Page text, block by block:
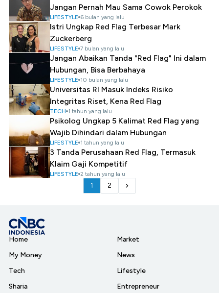
Jangan Pernah Mau Sama Cowok Perokok
LIFESTYLE 6 bulan yang lalu
Istri Ungkap Red Flag Terbesar Mark
Zuckerberg
LIFESTYLE 7 bulan yang lalu
Jangan Abaikan Tanda "Red Flag" Ini dalam
Hubungan, Bisa Berbahaya
LIFESTYLE 10 bulan yang lalu
Universitas RI Masuk Indeks Risiko
Integritas Riset, Kena Red Flag
TECH 1 tahun yang lalu
Psikolog Ungkap 5 Kalimat Red Flag yang
Wajib Dihindari dalam Hubungan
LIFESTYLE 1 tahun yang lalu
3 Tanda Perusahaan Red Flag, Termasuk
Klaim Gaji Kompetitif
LIFESTYLE 2 tahun yang lalu
1 2
Home
My Money
Tech
Sharia
Market
News
Lifestyle
Entrepreneur